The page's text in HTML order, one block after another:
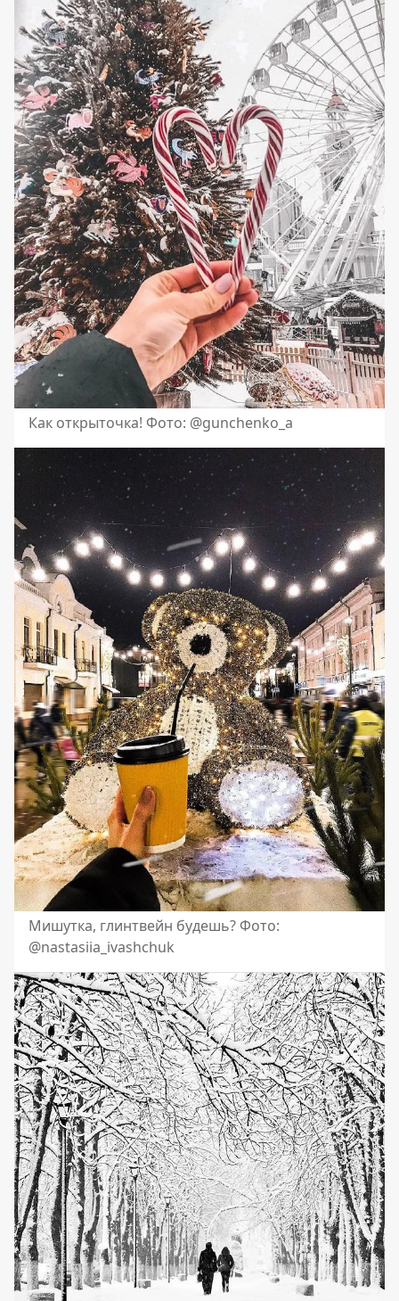
Как открыточка! Фото: @gunchenko_a
Мишутка, глинтвейн будешь? Фото:
@nastasiia_ivashchuk